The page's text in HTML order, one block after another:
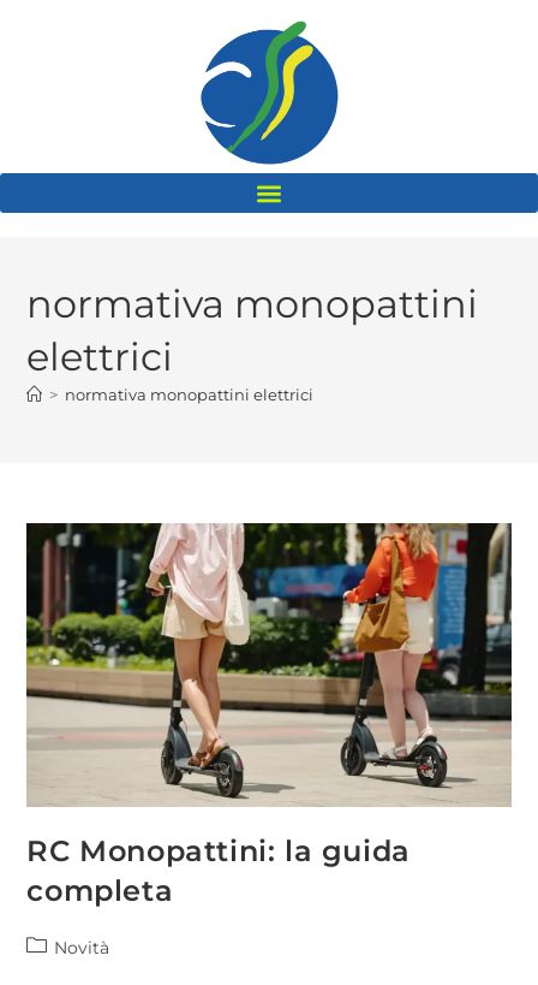
normativa monopattini
elettrici
> normativa monopattini elettrici
RC Monopattini: la guida
completa
Novità